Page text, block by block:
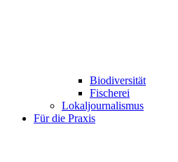
Biodiversität
Fischerei
Lokaljournalismus
Für die Praxis